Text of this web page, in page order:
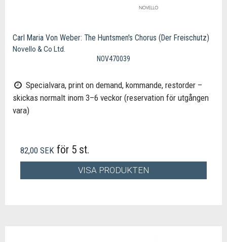
Carl Maria Von Weber: The Huntsmen's Chorus (Der Freischutz)
Novello & Co Ltd.
NOV470039
Specialvara, print on demand, kommande, restorder –
skickas normalt inom 3–6 veckor (reservation för utgången
vara)
82,00 SEK för 5 st.
VISA PRODUKTEN